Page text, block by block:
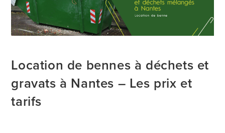
Location de bennes à déchets et
gravats à Nantes – Les prix et
tarifs